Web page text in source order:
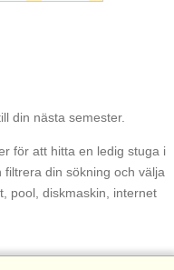
din nästa semester.
för att hitta en ledig stuga i
din sökning och välja
pool, diskmaskin, internet